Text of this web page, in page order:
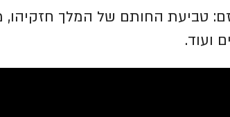
טביעת החותם של המלך חזקיהו,
ועוד.